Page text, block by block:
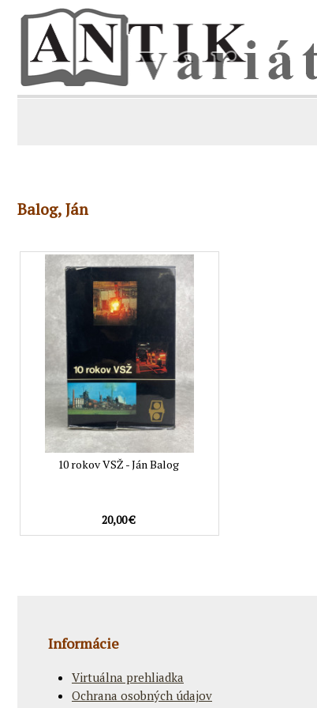
Balog, Ján
10 rokov VSŽ - Ján Balog
20,00 €
Informácie
Virtuálna prehliadka
Ochrana osobných údajov